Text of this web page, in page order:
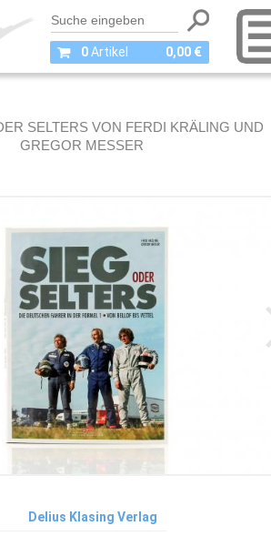
0Artikel 0,00 €
SELTERS VON FERDI KRÄLING UND
GREGOR MESSER
Delius Klasing Verlag